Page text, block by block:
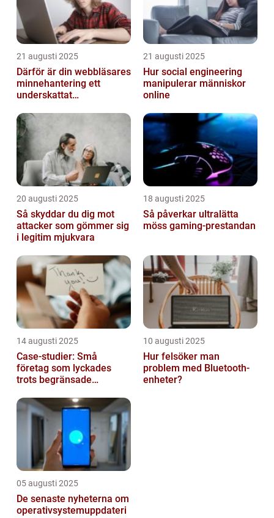
21 augusti 2025
Därför är din webbläsares
minnehantering ett
underskattat
21 augusti 2025
Hur social engineering
manipulerar människor
online
20 augusti 2025
Så skyddar du dig mot
attacker som gömmer sig
i legitim mjukvara
18 augusti 2025
Så påverkar ultralätta
möss gaming-prestandan
14 augusti 2025
Case-studier: Små
företag som lyckades
trots begränsade
10 augusti 2025
Hur felsöker man
problem med Bluetooth-
enheter?
05 augusti 2025
De senaste nyheterna om
operativsystemuppdateri